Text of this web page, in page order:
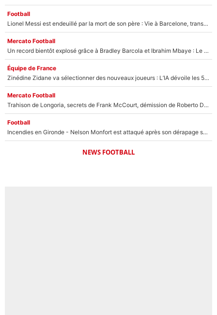
Football
Lionel Messi est endeuillé par la mort de son père : Vie à Barcelone, transfert au PSG... voilà comment Jorge Messi a joué un rôle essentiel dans sa carrière !
Mercato Football
Un record bientôt explosé grâce à Bradley Barcola et Ibrahim Mbaye : Le PSG sur le point de réaliser un mercato historique ?
Équipe de France
Zinédine Zidane va sélectionner des nouveaux joueurs : L’IA dévoile les 5 cracks qui pourraient rapidement le rejoindre en équipe de France !
Mercato Football
Trahison de Longoria, secrets de Frank McCourt, démission de Roberto De Zerbi : Medhi Benatia se lâche sur son départ de l'OM et fait d'importantes révélations
Football
Incendies en Gironde - Nelson Monfort est attaqué après son dérapage sur CNews : «Et lui, il prend combien pour parler dans un studio climatisé?»
NEWS FOOTBALL